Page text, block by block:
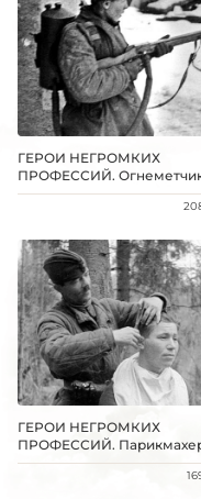
ГЕРОИ НЕГРОМКИХ
ПРОФЕССИЙ.
ГЕРОИ НЕГРОМКИХ
ПРОФЕССИЙ.